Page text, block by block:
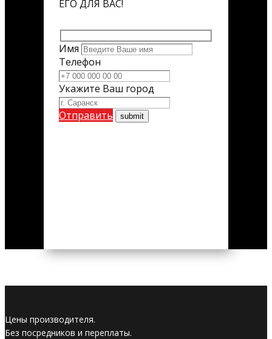
ЕГО ДЛЯ ВАС!
Имя
Телефон
Укажите Ваш город
Отправить
Цены производителя.
Без посредников и переплаты.